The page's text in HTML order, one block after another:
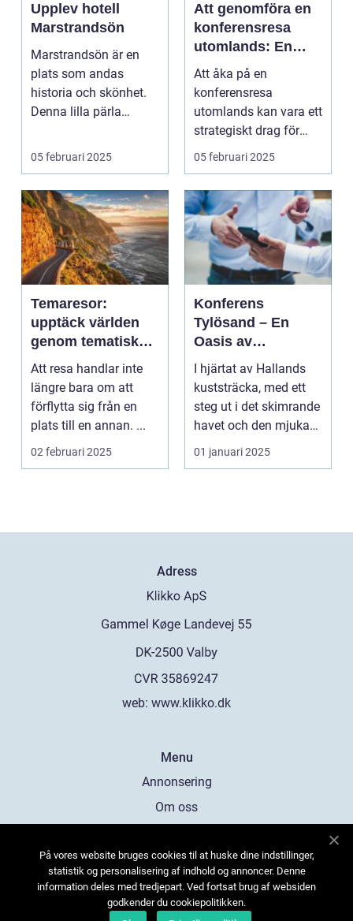
Upplev hotell
Marstrandsön
Marstrandsön är en
plats som andas
historia och skönhet.
Denna lilla pärla
05 februari 2025
Att genomföra en
konferensresa
utomlands: En
möjlighet för
tillväxt och
samarbete
Att åka på en
konferensresa
utomlands kan vara ett
strategiskt drag för
företa...
05 februari 2025
Temaresor:
upptäck världen
genom tematiska
upplevelser
Att resa handlar inte
längre bara om att
förflytta sig från en
plats till en annan. ...
02 februari 2025
Konferens
Tylösand – En
Oasis av
Möjligheter
I hjärtat av Hallands
kuststräcka, med ett
steg ut i det skimrande
havet och den mjuka
san...
01 januari 2025
Adress
web: www.klikko.dk
Menu
Annonsering
Om oss
Kontakta oss
Sitemap
På vores website bruges cookies til at huske dine indstillinger,
statistik og personalisering af indhold og annoncer. Denne
information deles med tredjepart. Ved fortsat brug af websiden
godkender du cookiepolitikken.